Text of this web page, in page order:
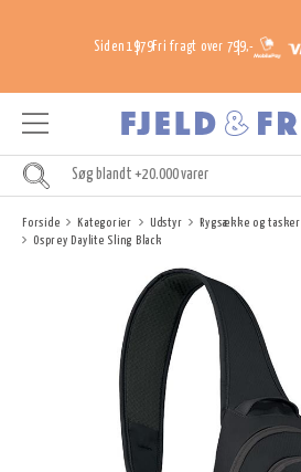
Siden 1979Fri fragt over 799,-
Forside Kategorier Udstyr Rygsække og tasker
Osprey Daylite Sling Black